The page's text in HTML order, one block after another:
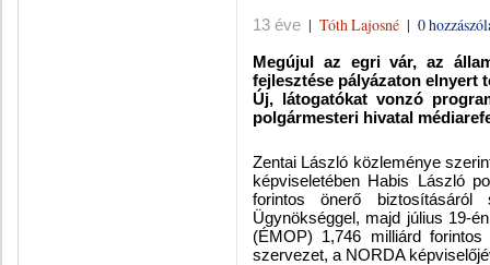
13 éve | Tóth Lajosné | 0
Megújul az egri vár, az
fejlesztése pályázaton elnyert
Új, látogatókat vonzó
polgármesteri hivatal
Zentai László közleménye
képviseletében Habis László
forintos önerő
Ügynökséggel, majd július 19-
(ÉMOP) 1,746 milliárd
szervezet, a NORDA